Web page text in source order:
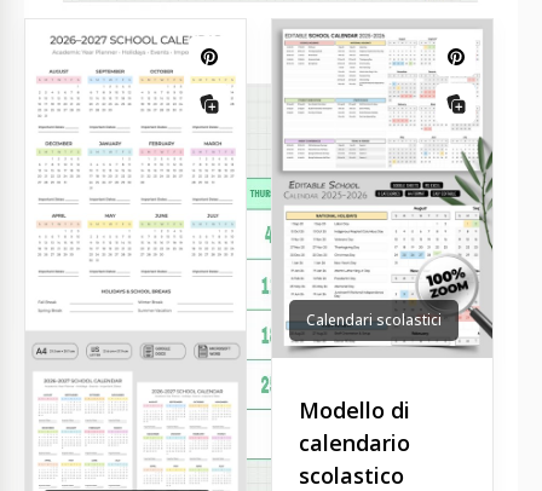
Calendari scolastici
Modello di
calendario
scolastico